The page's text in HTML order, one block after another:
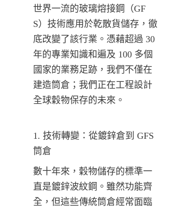
世界一流的玻璃熔接鋼（GF
S）技術應用於乾散貨儲存，徹
底改變了該行業。憑藉超過 30
年的專業知識和遍及 100 多個
國家的業務足跡，我們不僅在
建造筒倉；我們正在工程設計
全球穀物保存的未來。
1. 技術轉變：從鍍鋅倉到 GFS
筒倉
數十年來，穀物儲存的標準一
直是鍍鋅波紋鋼。雖然功能齊
全，但這些傳統筒倉經常面臨